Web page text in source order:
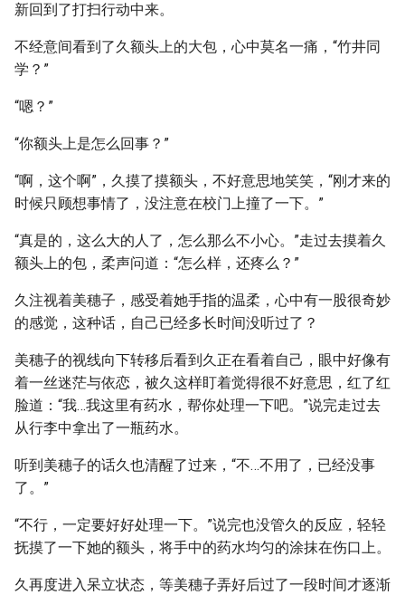
新回到了打扫行动中来。
不经意间看到了久额头上的大包，心中莫名一痛，“竹井同
学？”
“嗯？”
“你额头上是怎么回事？”
“啊，这个啊”，久摸了摸额头，不好意思地笑笑，“刚才来的
时候只顾想事情了，没注意在校门上撞了一下。”
“真是的，这么大的人了，怎么那么不小心。”走过去摸着久
额头上的包，柔声问道：“怎么样，还疼么？”
久注视着美穗子，感受着她手指的温柔，心中有一股很奇妙
的感觉，这种话，自己已经多长时间没听过了？
美穗子的视线向下转移后看到久正在看着自己，眼中好像有
着一丝迷茫与依恋，被久这样盯着觉得很不好意思，红了红
脸道：“我…我这里有药水，帮你处理一下吧。”说完走过去
从行李中拿出了一瓶药水。
听到美穗子的话久也清醒了过来，“不…不用了，已经没事
了。”
“不行，一定要好好处理一下。”说完也没管久的反应，轻轻
抚摸了一下她的额头，将手中的药水均匀的涂抹在伤口上。
久再度进入呆立状态，等美穗子弄好后过了一段时间才逐渐